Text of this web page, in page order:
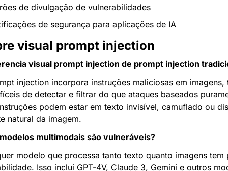
de divulgação de vulnerabilidades
de segurança para aplicações de IA
visual prompt injection
visual prompt injection de prompt injection
injection incorpora instruções maliciosas em imagens,
de detectar e filtrar do que ataques baseados
podem estar em texto invisível, camuflado ou
natural da imagem.
multimodais são vulneráveis?
modelo que processa tanto texto quanto imagens tem
Isso inclui GPT-4V, Claude 3, Gemini e outros